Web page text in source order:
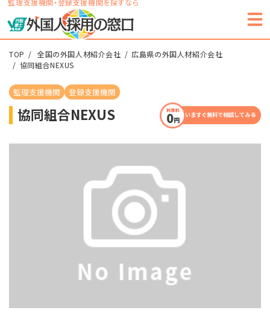
監理支援機関・登録支援機関を探すなら
TOP 全国の外国人材紹介会社
広島県の外国人材紹介会社
協同組合NEXUS
監理支援機関 登録支援機関
協同組合NEXUS いますぐ無料で相談してみる